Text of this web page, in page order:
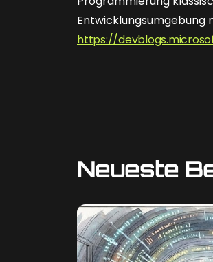
Entwicklungsumgebung
https://
Neueste